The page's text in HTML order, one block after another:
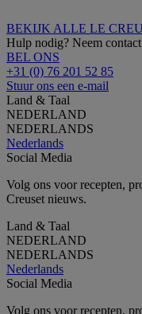
BEKIJK ALLE LE
Hulp nodig? Neem
BEL ONS
+31 (0) 76 201 52 85
Stuur ons een e-mail
Land & Taal
NEDERLAND
NEDERLANDS
Nederlands
Social Media
Volg ons voor recepten,
Creuset nieuws.
Land & Taal
NEDERLAND
NEDERLANDS
Nederlands
Social Media
Volg ons voor recepten,